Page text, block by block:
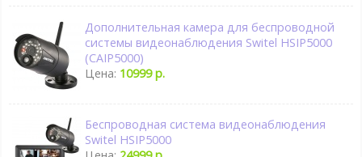
Дополнительная камера для беспроводной
системы видеонаблюдения Switel HSIP5000
(CAIP5000)
Цена: 10999 р.
Беспроводная система видеонаблюдения
Switel HSIP5000